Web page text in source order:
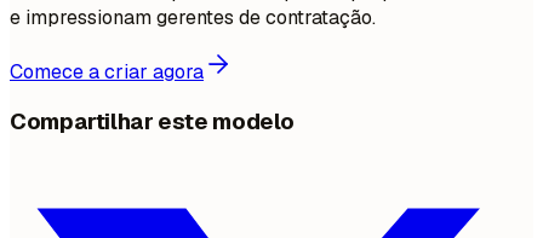
e impressionam gerentes de contratação.
Comece a criar agora
Compartilhar este modelo